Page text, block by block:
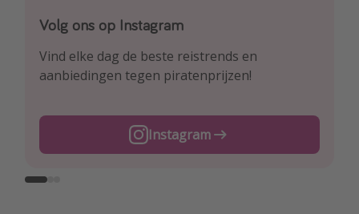
Volg ons op Instagram
Vind elke dag de beste reistrends en
aanbiedingen tegen piratenprijzen!
Instagram
Volg ons op Facebook
Ontdek onze dagelijkse reis- en
vluchtaanbiedingen tegen piratenprijzen!
Facebook
Volg ons op TikTok
Voor de heetste deals en beste reis-hacks!
TikTok